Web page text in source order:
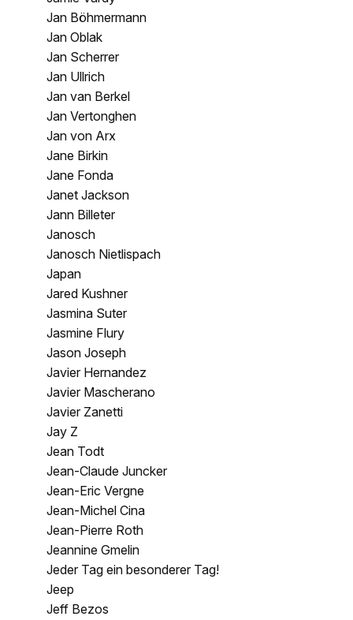
Jan Böhmermann
Jan Oblak
Jan Scherrer
Jan Ullrich
Jan van Berkel
Jan Vertonghen
Jan von Arx
Jane Birkin
Jane Fonda
Janet Jackson
Jann Billeter
Janosch
Janosch Nietlispach
Japan
Jared Kushner
Jasmina Suter
Jasmine Flury
Jason Joseph
Javier Hernandez
Javier Mascherano
Javier Zanetti
Jay Z
Jean Todt
Jean-Claude Juncker
Jean-Eric Vergne
Jean-Michel Cina
Jean-Pierre Roth
Jeannine Gmelin
Jeder Tag ein besonderer Tag!
Jeep
Jeff Bezos